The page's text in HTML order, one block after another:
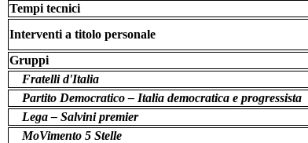
Tempi tecnici
Interventi a titolo personale
Gruppi
Fratelli d'Italia
Partito Democratico – Italia democratica e progressista
Lega – Salvini premier
MoVimento 5 Stelle